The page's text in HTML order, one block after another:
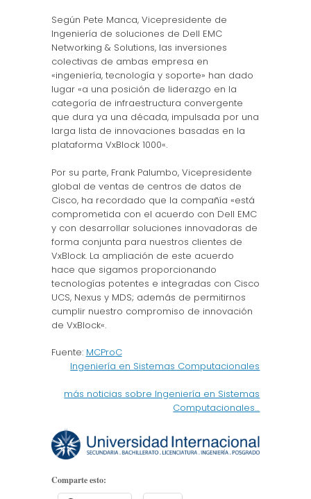
Según Pete Manca, Vicepresidente de
Ingeniería de soluciones de Dell EMC
Networking & Solutions, las inversiones
colectivas de ambas empresa en
«ingeniería, tecnología y soporte» han dado
lugar «a una posición de liderazgo en la
categoría de infraestructura convergente
que dura ya una década, impulsada por una
larga lista de innovaciones basadas en la
plataforma VxBlock 1000«.
Por su parte, Frank Palumbo, Vicepresidente
global de ventas de centros de datos de
Cisco, ha recordado que la compañía «está
comprometida con el acuerdo con Dell EMC
y con desarrollar soluciones innovadoras de
forma conjunta para nuestros clientes de
VxBlock. La ampliación de este acuerdo
hace que sigamos proporcionando
tecnologías potentes e integradas con Cisco
UCS, Nexus y MDS; además de permitirnos
cumplir nuestro compromiso de innovación
de VxBlock«.
Fuente: MCProC
Ingeniería en Sistemas Computacionales
más noticias sobre Ingeniería en Sistemas
Computacionales…
Comparte esto: